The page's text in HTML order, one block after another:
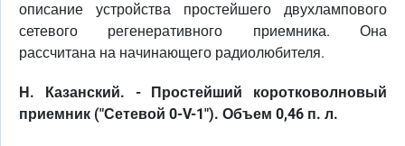
описание устройства простейшего двухлампового
сетевого регенеративного приемника. Она
рассчитана на начинающего радиолюбителя.
Н. Казанский. - Простейший коротковолновый
приемник ("Сетевой 0-V-1"). Объем 0,46 п. л.